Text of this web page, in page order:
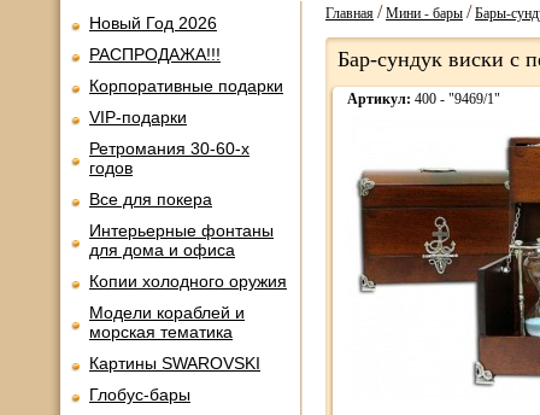
Новый Год 2026
РАСПРОДАЖА!!!
Корпоративные подарки
VIP-подарки
Ретромания 30-60-х
годов
Все для покера
Интерьерные фонтаны
для дома и офиса
Копии холодного оружия
Модели кораблей и
морская тематика
Картины SWAROVSKI
Глобус-бары
Главная/Мини - бары/Бары-
Бар-сундук виски с
Артикул: 400 - "9469/1"